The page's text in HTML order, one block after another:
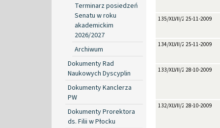
Terminarz posiedzeń
Senatu w roku
akademickim
2026/2027
Archiwum
Dokumenty Rad
Naukowych Dyscyplin
Dokumenty Kanclerza
PW
Dokumenty Prorektora
ds. Filii w Płocku
135/XLVII/200925-11-2009
134/XLVII/200925-11-2009
133/XLVII/200928-10-2009
132/XLVII/200928-10-2009